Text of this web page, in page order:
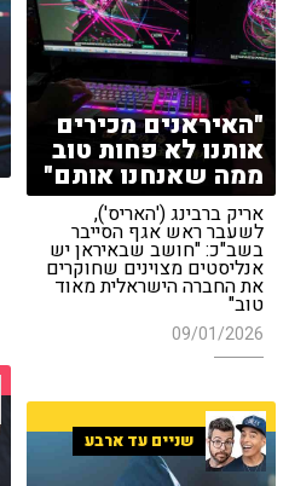
"האיראנים מכירים
אותנו לא פחות טוב
ממה שאנחנו אותם"
אריק ברבינג ('האריס'),
לשעבר ראש אגף הסייבר
בשב"כ: "חושב שבאיראן יש
אנליסטים מצוינים שחוקרים
את החברה הישראלית מאוד
טוב"
09/01/2026
שניים עד ארבע